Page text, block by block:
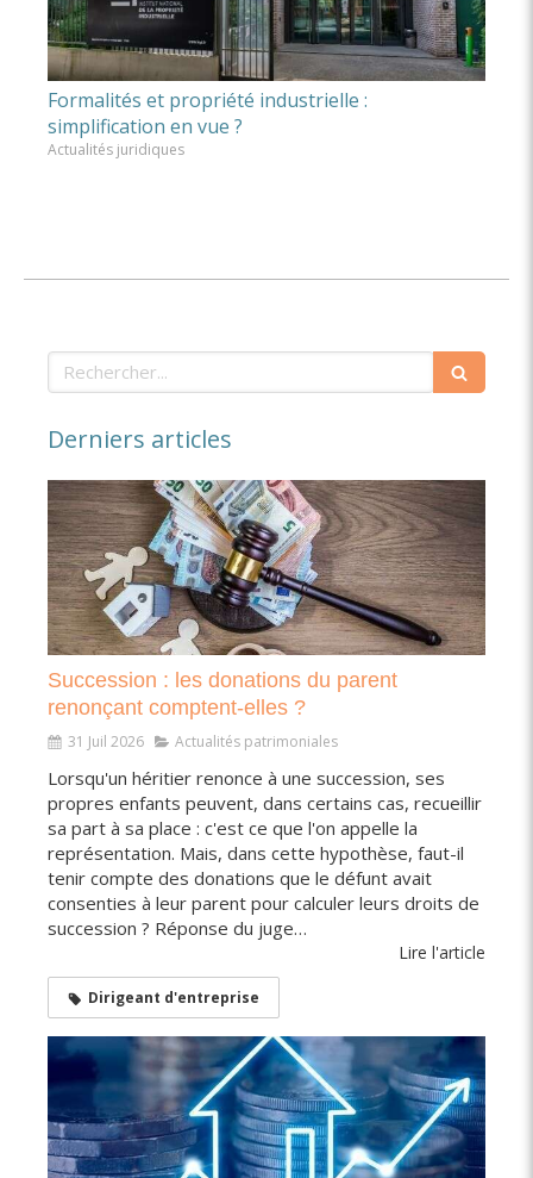
Formalités et propriété industrielle :
simplification en vue ?
Actualités juridiques
Rechercher
Derniers articles
Succession : les donations du parent
renonçant comptent-elles ?
31 Juil 2026 Actualités patrimoniales
Lorsqu'un héritier renonce à une succession, ses
propres enfants peuvent, dans certains cas, recueillir
sa part à sa place : c'est ce que l'on appelle la
représentation. Mais, dans cette hypothèse, faut-il
tenir compte des donations que le défunt avait
consenties à leur parent pour calculer leurs droits de
succession ? Réponse du juge…
Lire l'article
Dirigeant d'entreprise